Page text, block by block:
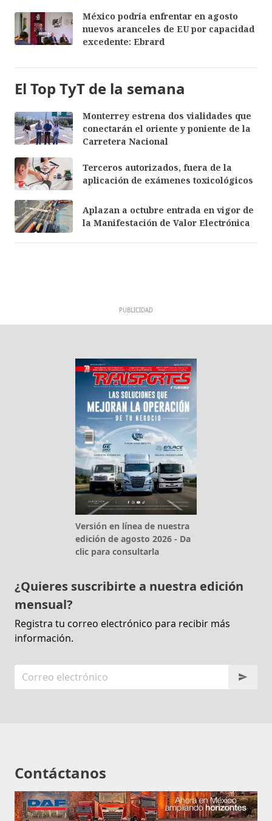
México podría enfrentar en agosto
nuevos aranceles de EU por capacidad
excedente: Ebrard
El Top TyT de la semana
Monterrey estrena dos vialidades que
conectarán el oriente y poniente de la
Carretera Nacional
Terceros autorizados, fuera de la
aplicación de exámenes toxicológicos
Aplazan a octubre entrada en vigor de
la Manifestación de Valor Electrónica
PUBLICIDAD
Versión en línea de nuestra
edición de agosto 2026 - Da
clic para consultarla
¿Quieres suscribirte a nuestra edición
mensual?
Registra tu correo electrónico para recibir más
información.
Contáctanos